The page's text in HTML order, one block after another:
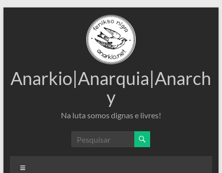
Anarkio|Anarquia|Anarch
y
Na luta somos dignas e livres!